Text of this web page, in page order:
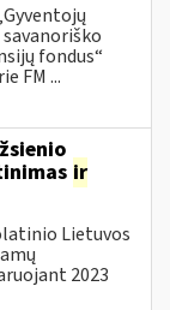
fondus“
FM ...
ir
Lietuvos
2023